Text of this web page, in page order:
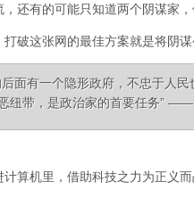
，还有的可能只知道两个阴谋家
破这张网的最佳方案就是将阴
后面有一个隐形政府，不忠于人
纽带，是政治家的首要任务”
算机里，借助科技之力为正义